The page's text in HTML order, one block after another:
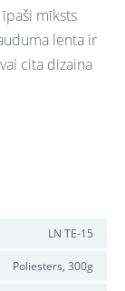
mīksts
lenta ir
cita dizaina
LN TE-15
Poliesters, 300g